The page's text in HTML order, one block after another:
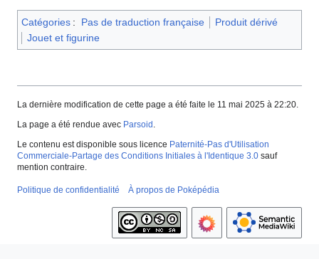
Catégories : Pas de traduction française
Produit dérivé
Jouet et figurine
La dernière modification de cette page a été faite le 11 mai 2025 à 22:20.
La page a été rendue avec Parsoid
Le contenu est disponible sous licence Paternité-Pas d'Utilisation
Commerciale-Partage des Conditions Initiales à l'Identique 3.0 sauf
mention contraire.
Politique de confidentialité À propos de Poképédia